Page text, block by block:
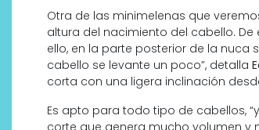
Otra de las minimelenas que
altura del nacimiento del cabello. De
ello, en la parte posterior de la nuca
cabello se levante un poco”, detalla
corta con una ligera inclinación
Es apto para todo tipo de cabellos,
corte que genera mucho volumen y